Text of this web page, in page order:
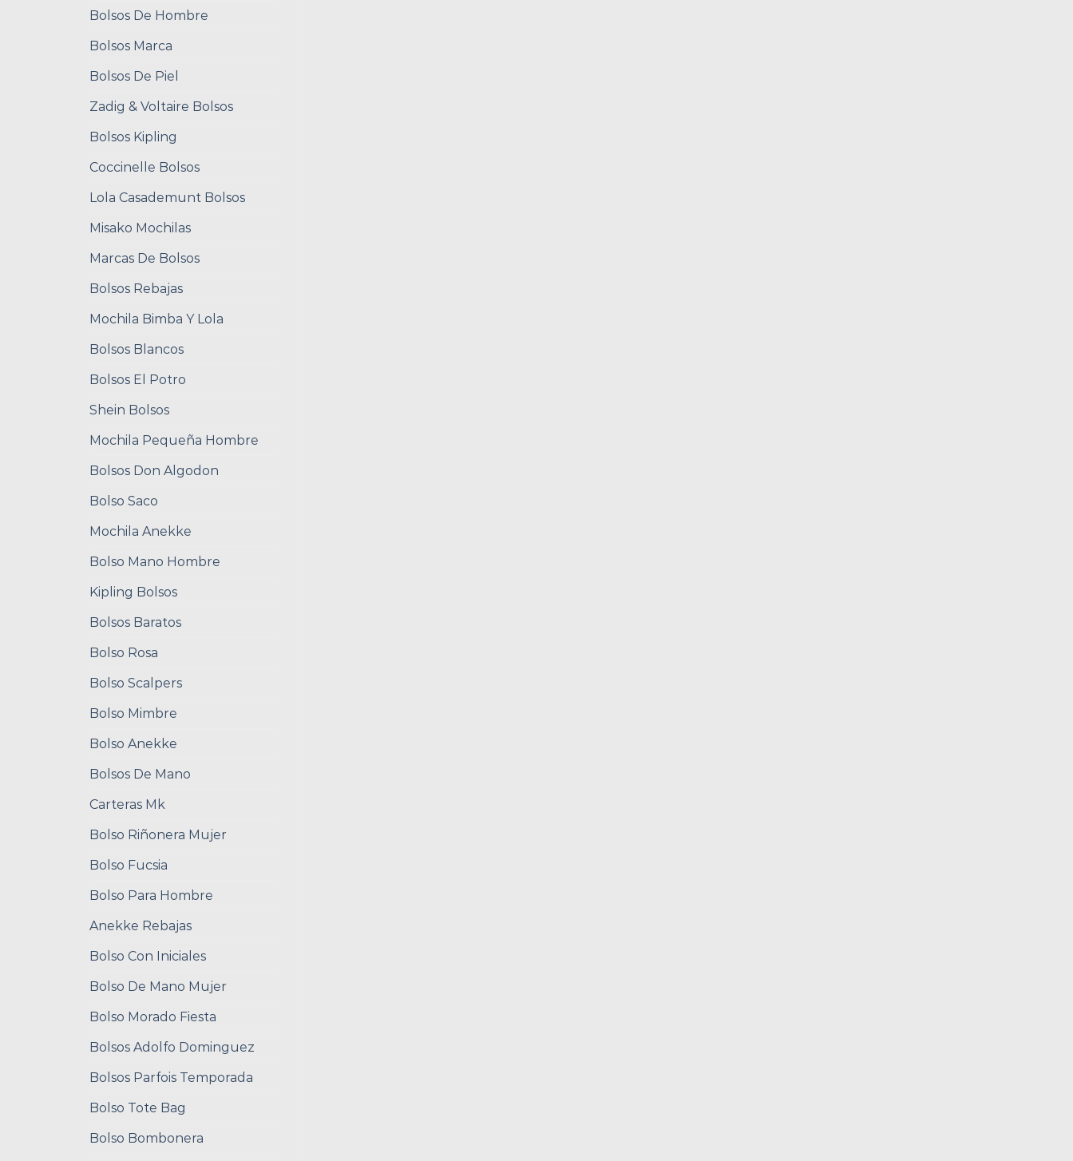
Bolsos De Hombre
Bolsos Marca
Bolsos De Piel
Zadig & Voltaire Bolsos
Bolsos Kipling
Coccinelle Bolsos
Lola Casademunt Bolsos
Misako Mochilas
Marcas De Bolsos
Bolsos Rebajas
Mochila Bimba Y Lola
Bolsos Blancos
Bolsos El Potro
Shein Bolsos
Mochila Pequeña Hombre
Bolsos Don Algodon
Bolso Saco
Mochila Anekke
Bolso Mano Hombre
Kipling Bolsos
Bolsos Baratos
Bolso Rosa
Bolso Scalpers
Bolso Mimbre
Bolso Anekke
Bolsos De Mano
Carteras Mk
Bolso Riñonera Mujer
Bolso Fucsia
Bolso Para Hombre
Anekke Rebajas
Bolso Con Iniciales
Bolso De Mano Mujer
Bolso Morado Fiesta
Bolsos Adolfo Dominguez
Bolsos Parfois Temporada
Bolso Tote Bag
Bolso Bombonera